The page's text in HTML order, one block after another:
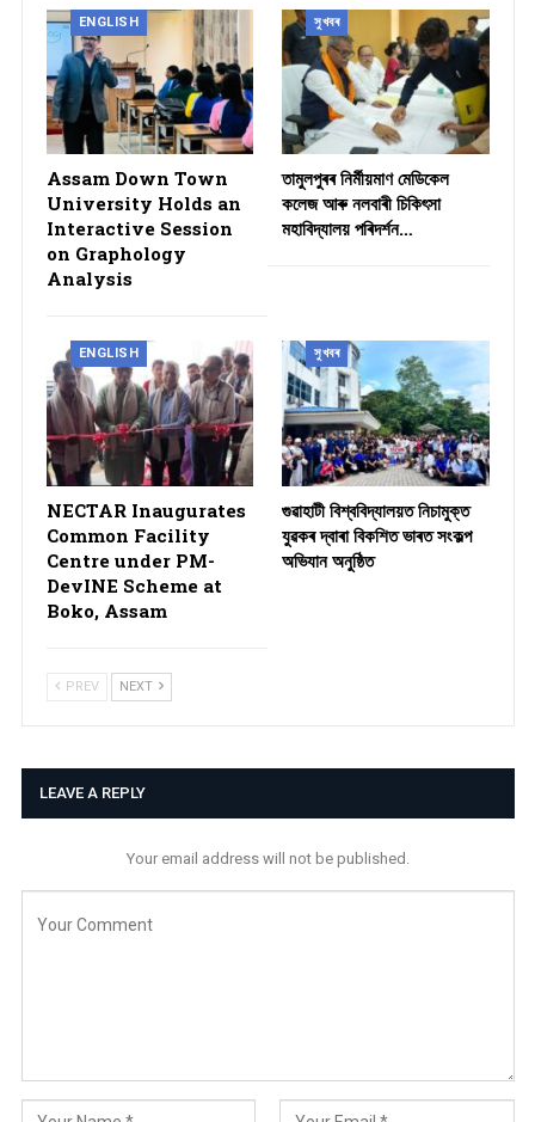
ENGLISH
Assam Down Town
University Holds an
Interactive Session
on Graphology
Analysis
সুখবৰ
তামুলপুৰৰ নিৰ্মীয়মাণ মেডিকেল
কলেজ আৰু নলবাৰী চিকিৎসা
মহাবিদ্যালয় পৰিদৰ্শন…
ENGLISH
NECTAR Inaugurates
Common Facility
Centre under PM-
DevINE Scheme at
Boko, Assam
সুখবৰ
গুৱাহাটী বিশ্ববিদ্যালয়ত নিচামুক্ত
যুৱকৰ দ্বাৰা বিকশিত ভাৰত সংকল্প
অভিযান অনুষ্ঠিত
PREV NEXT
LEAVE A REPLY
Your email address will not be published.